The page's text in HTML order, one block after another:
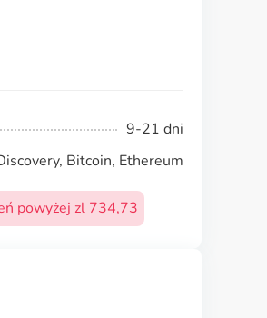
9-21 dni
Bitcoin, Ethereum
powyżej zl 734,73